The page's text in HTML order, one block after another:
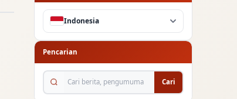
Indonesia
Pencarian
Cari berita, pengumuman...
Cari